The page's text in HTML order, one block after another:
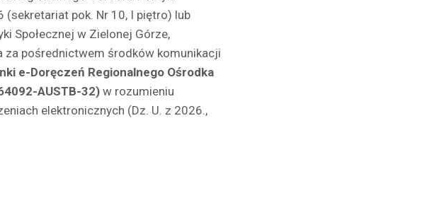
(sekretariat pok. Nr 10, I piętro) lub
Społecznej w Zielonej Górze,
za pośrednictwem środków komunikacji
e-Doręczeń Regionalnego Ośrodka
AUSTB-32) w rozumieniu
elektronicznych (Dz. U. z 2026.,